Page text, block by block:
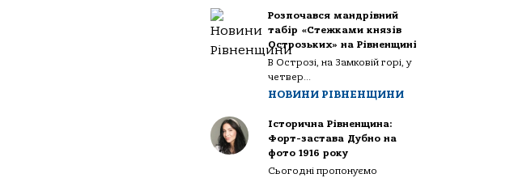
Розпочався мандрівний
табір «Стежками князів
Острозьких» на Рівненщині
В Острозі, на Замковій горі, у
четвер...
НОВИНИ РІВНЕНЩИНИ
Історична Рівненщина:
Форт-застава Дубно на
фото 1916 року
Сьогодні пропонуємо